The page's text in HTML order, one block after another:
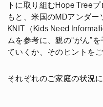
トに取り組むHope Tree
もと、米国のMDアンダ
KNIT（Kids Need
ムを参考に、親の“がん”
ていくか、そのヒントを
それぞれのご家庭の状況